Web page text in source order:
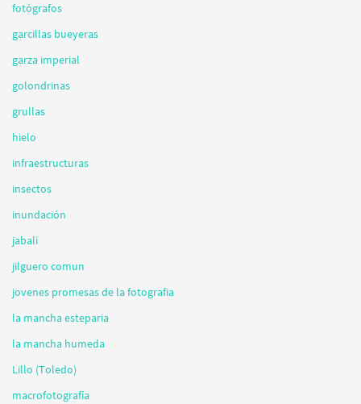
fotógrafos
garcillas bueyeras
garza imperial
golondrinas
grullas
hielo
infraestructuras
insectos
inundación
jabalí
jilguero comun
jovenes promesas de la fotografia
la mancha esteparia
la mancha humeda
Lillo (Toledo)
macrofotografía